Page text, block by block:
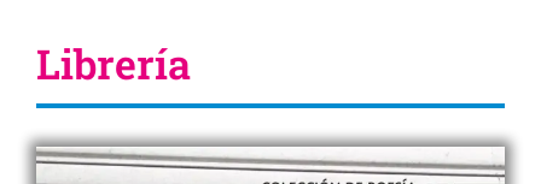
Librería